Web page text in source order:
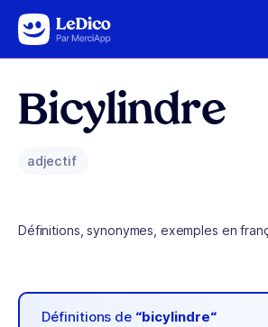
Aller au contenu
Bicylindre
adjectif
Définitions, synonymes, exemples en
Définitions de “bicylindre“